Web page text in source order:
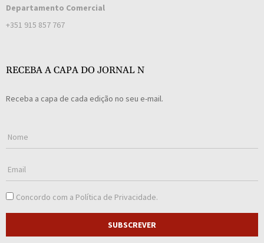
Departamento Comercial
+351 915 857 767
RECEBA A CAPA DO JORNAL N
Receba a capa de cada edição no seu e-mail.
Concordo com a Política de Privacidade.
SUBSCREVER